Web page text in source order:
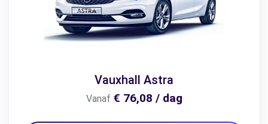
Vauxhall Astra
Vanaf € 76,08 / dag